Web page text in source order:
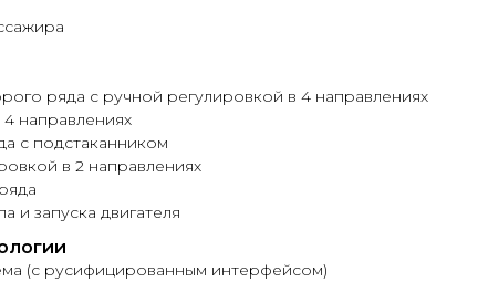
ряда с ручной регулировкой в 4 направлениях
направлениях
с подстаканником
в 2 направлениях
и запуска двигателя
(с русифицированным интерфейсом)